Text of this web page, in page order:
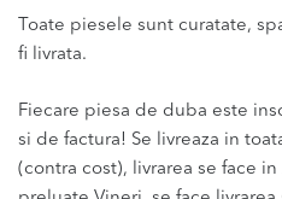
Toate piesele sunt curatate,
fi livrata.
Fiecare piesa de duba este
si de factura! Se livreaza in
(contra cost), livrarea se face